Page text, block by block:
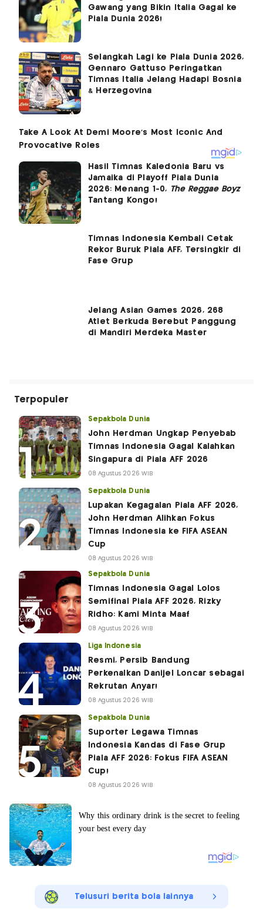
Gawang yang Bikin Italia Gagal ke
Piala Dunia 2026!
Selangkah Lagi ke Piala Dunia 2026,
Gennaro Gattuso Peringatkan
Timnas Italia Jelang Hadapi Bosnia
& Herzegovina
Hasil Timnas Kaledonia Baru vs
Jamaika di Playoff Piala Dunia
2026: Menang 1-0, The Reggae Boyz
Tantang Kongo!
Timnas Indonesia Kembali Cetak
Rekor Buruk Piala AFF, Tersingkir di
Fase Grup
Jelang Asian Games 2026, 268
Atlet Berkuda Berebut Panggung
di Mandiri Merdeka Master
Terpopuler
Sepakbola Dunia
John Herdman Ungkap Penyebab
Timnas Indonesia Gagal Kalahkan
Singapura di Piala AFF 2026
08 Agustus 2026 WIB
Sepakbola Dunia
Lupakan Kegagalan Piala AFF 2026,
John Herdman Alihkan Fokus
Timnas Indonesia ke FIFA ASEAN
Cup
08 Agustus 2026 WIB
Sepakbola Dunia
Timnas Indonesia Gagal Lolos
Semifinal Piala AFF 2026, Rizky
Ridho: Kami Minta Maaf
08 Agustus 2026 WIB
Liga Indonesia
Resmi, Persib Bandung
Perkenalkan Danijel Loncar sebagai
Rekrutan Anyar!
08 Agustus 2026 WIB
Sepakbola Dunia
Suporter Legawa Timnas
Indonesia Kandas di Fase Grup
Piala AFF 2026: Fokus FIFA ASEAN
Cup!
08 Agustus 2026 WIB
Telusuri berita bola lainnya